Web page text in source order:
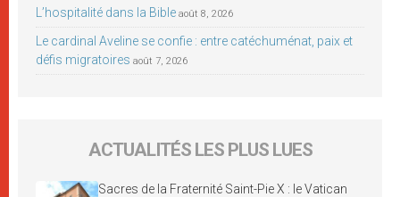
L’hospitalité dans la Bible août 8, 2026
Le cardinal Aveline se confie : entre catéchuménat, paix et
défis migratoires août 7, 2026
ACTUALITÉS LES PLUS LUES
Sacres de la Fraternité Saint-Pie X : le Vatican